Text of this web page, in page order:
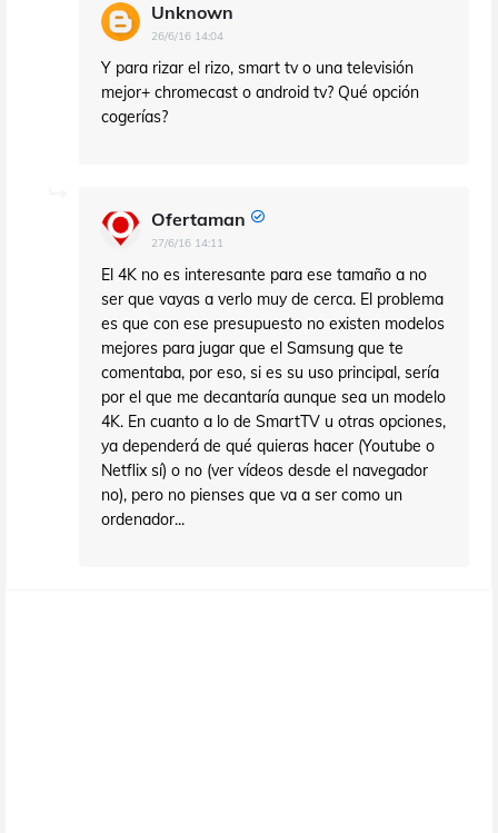
Unknown
26/6/16 14:04
Y para rizar el rizo, smart tv o una televisión
mejor+ chromecast o android tv? Qué opción
cogerías?
Ofertaman
27/6/16 14:11
El 4K no es interesante para ese tamaño a no
ser que vayas a verlo muy de cerca. El problema
es que con ese presupuesto no existen modelos
mejores para jugar que el Samsung que te
comentaba, por eso, si es su uso principal, sería
por el que me decantaría aunque sea un modelo
4K. En cuanto a lo de SmartTV u otras opciones,
ya dependerá de qué quieras hacer (Youtube o
Netflix sí) o no (ver vídeos desde el navegador
no), pero no pienses que va a ser como un
ordenador...